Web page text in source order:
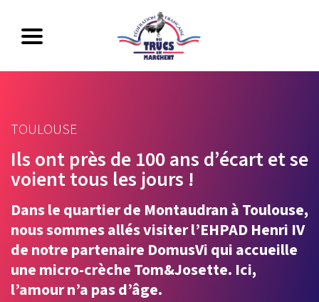
TOULOUSE
Ils ont près de 100 ans d’écart et se
voient tous les jours !
Dans le quartier de Montaudran à Toulouse,
nous sommes allés visiter l’EHPAD Henri IV
de notre partenaire DomusVi qui accueille
une micro-crèche Tom&Josette. Ici,
l’amour n’a pas d’âge.